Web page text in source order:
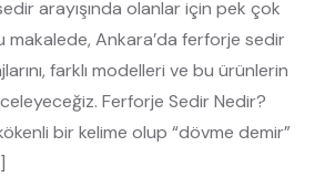
arayışında olanlar için pek çok
makalede, Ankara’da ferforje sedir
farklı modelleri ve bu ürünlerin
Ferforje Sedir Nedir?
bir kelime olup “dövme demir”